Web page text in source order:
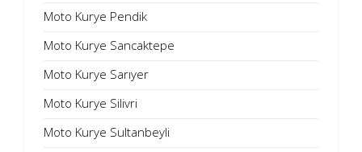
Moto Kurye Pendik
Moto Kurye Sancaktepe
Moto Kurye Sarıyer
Moto Kurye Silivri
Moto Kurye Sultanbeyli